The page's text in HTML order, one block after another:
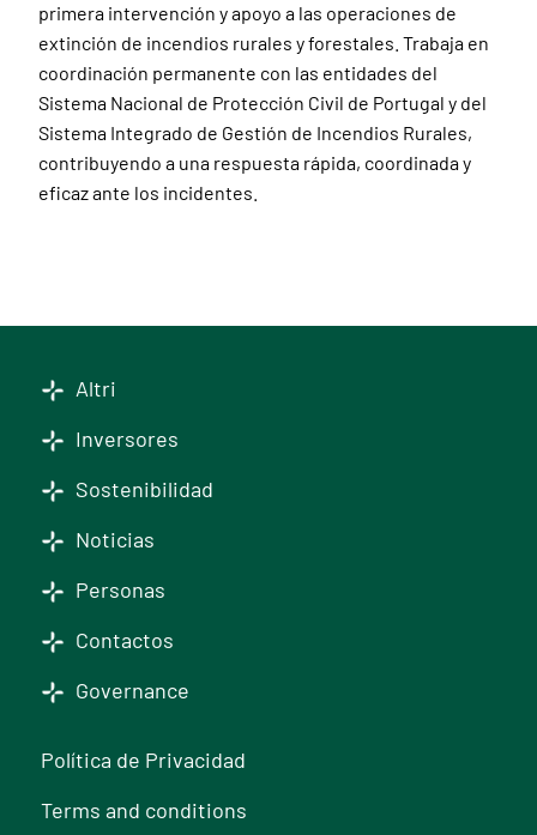
primera intervención y apoyo a las operaciones de
extinción de incendios rurales y forestales. Trabaja en
coordinación permanente con las entidades del
Sistema Nacional de Protección Civil de Portugal y del
Sistema Integrado de Gestión de Incendios Rurales,
contribuyendo a una respuesta rápida, coordinada y
eficaz ante los incidentes.
Altri
Inversores
Sostenibilidad
Noticias
Personas
Contactos
Governance
Política de Privacidad
Terms and conditions